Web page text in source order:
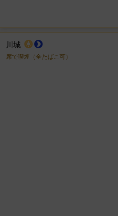
川城 wb_sunny brightness_2
席で喫煙（全たばこ可）